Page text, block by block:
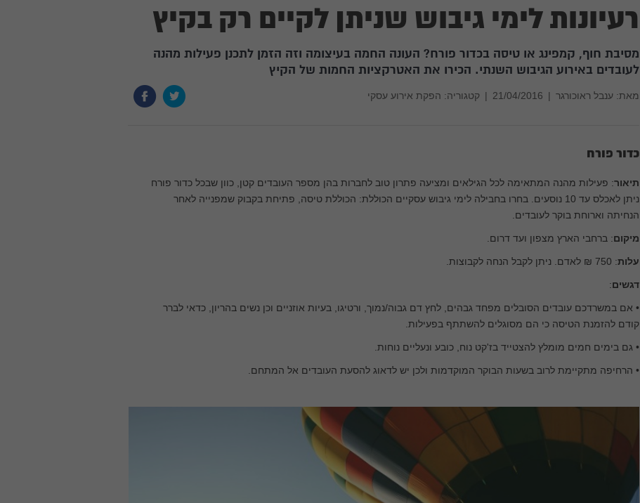
רעיונות לימי גיבוש שניתן לקיים רק בקיץ
מסיבת חוף, קמפינג או טיסה בכדור פורח? העונה החמה בעיצומה וזה הזמן לתכנן פעילות מהנה
לעובדים באירוע הגיבוש השנתי. הכירו את האטרקציות החמות של הקיץ
מאת: ענבל ראוכורגר |
21/04/2016
| קטגוריה: הפקת אירוע עסקי
כדור פורח
תיאור: פעילות מהנה המתאימה לכל הגילאים ומציעה פתרון טוב לחברות בהן מספר העובדים קטן, כוון שבכל כדור פורח
ניתן לאכלס עד 10 נוסעים. בחרו בחבילה לימי גיבוש עסקיים הכוללת: הכוללת טיסה, פתיחת בקבוק שמפנייה לאחר
הנחיתה וארוחת בוקר לעובדים.
מיקום: ברחבי הארץ מצפון ועד דרום.
עלות: 750 ₪ לאדם. ניתן לקבל הנחה לקבוצות.
דגשים:
• אם במשרדכם עובדים הסובלים מפחד גבהים, לחץ דם גבוה/נמוך, ורטיגו, בעיות אוזניים וכן נשים בהריון, כדאי לברר
קודם להזמנת הטיסה כי הם מסוגלים להשתתף בפעילות.
• גם בימים חמים מומלץ להצטייד בז'קט נוח, כובע ונעליים נוחות.
• הרחיפה מתקיימת לרוב בשעות הבוקר המוקדמות ולכן יש לדאוג להסעת העובדים אל המתחם.